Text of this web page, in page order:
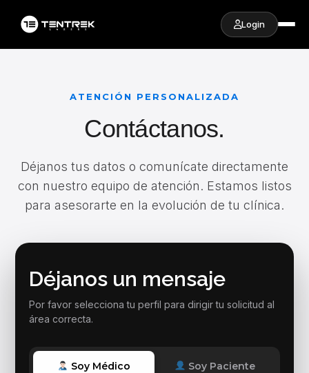
Buscar
Portal Pacientes
Login
ATENCIÓN PERSONALIZADA
Contáctanos.
Déjanos tus datos o comunícate directamente
con nuestro equipo de atención. Estamos listos
para asesorarte en la evolución de tu clínica.
Déjanos un mensaje
Por favor selecciona tu perfil para dirigir tu solicitud al
área correcta.
Soy Médico Soy Paciente